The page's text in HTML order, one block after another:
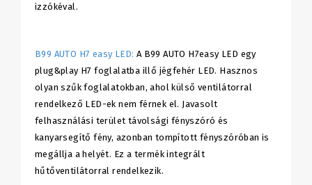
izzókéval.
B99 AUTO H7 easy LED: A B99 AUTO H7easy LED egy
plug&play H7 foglalatba illő jégfehér LED. Hasznos
olyan szűk foglalatokban, ahol külső ventilátorral
rendelkező LED-ek nem férnek el. Javasolt
felhasználási terület távolsági fényszóró és
kanyarsegítő fény, azonban tompított fényszóróban is
megállja a helyét. Ez a termék integrált
hűtőventilátorral rendelkezik.